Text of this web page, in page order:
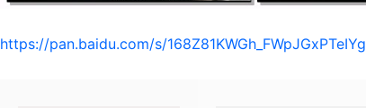
https://pan.baidu.com/s/168Z81KWGh_FWpJGxPTeIYg